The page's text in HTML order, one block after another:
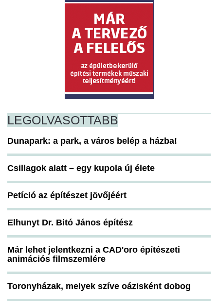
LEGOLVASOTTABB
Dunapark: a park, a város belép a házba!
Csillagok alatt – egy kupola új élete
Petíció az építészet jövőjéért
Elhunyt Dr. Bitó János építész
Már lehet jelentkezni a CAD'oro építészeti
animációs filmszemlére
Toronyházak, melyek szíve oázisként dobog